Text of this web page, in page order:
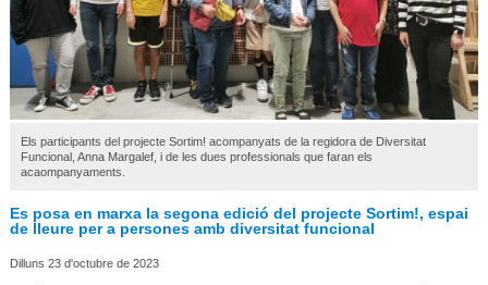
Els participants del projecte Sortim! acompanyats de la regidora de Diversitat
Funcional, Anna Margalef, i de les dues professionals que faran els
acaompanyaments.
Es posa en marxa la segona edició del projecte Sortim!, espai
de lleure per a persones amb diversitat funcional
Dilluns 23 d'octubre de 2023